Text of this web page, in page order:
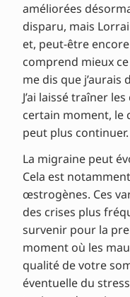
améliorées
disparu, mais
et, peut-être
comprend mieux
me dis que
J’ai laissé traîner
certain moment, le
peut plus continuer.
La migraine peut
Cela est
œstrogènes. Ces
des crises plus
survenir pour la
moment où les
qualité de votre
éventuelle du